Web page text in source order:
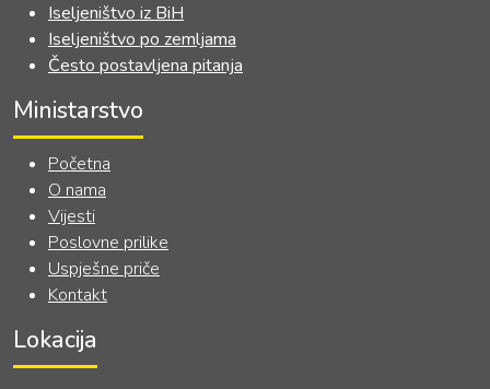
Iseljeništvo iz BiH
Iseljeništvo po zemljama
Često postavljena pitanja
Ministarstvo
Početna
O nama
Vijesti
Poslovne prilike
Uspješne priče
Kontakt
Lokacija